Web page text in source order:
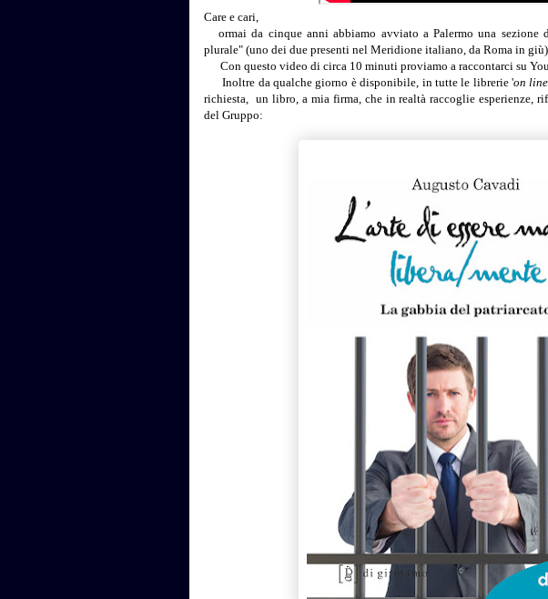
Care e cari,
ormai da cinque anni abbiamo avviato a Palermo una sezione
plurale" (uno dei due presenti nel Meridione italiano, da Roma in
Con questo video di circa 10 minuti proviamo a raccontarci su
Inoltre da qualche giorno è disponibile, in tutte le librerie 'on
richiesta, un libro, a mia firma, che in realtà raccoglie esperienze,
del Gruppo: